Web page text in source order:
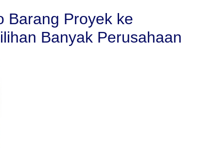
Barang Proyek ke
Banyak Perusahaan